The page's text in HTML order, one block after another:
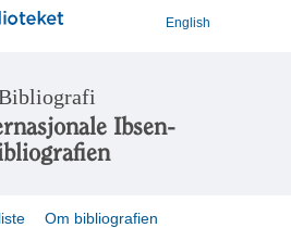
English
Ibsen-
Om bibliografien